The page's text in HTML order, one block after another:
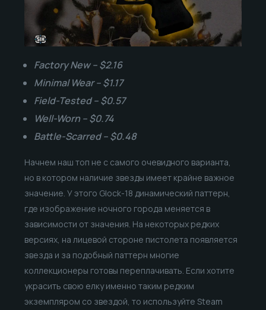
Factory New – $2.16
Minimal Wear – $1.17
Field-Tested – $0.57
Well-Worn – $0.74
Battle-Scarred – $0.48
Начнем наш топ не с самого очевидного варианта,
но в котором наличие звезды имеет крайне важное
значение. У этого Glock-18 динамический паттерн,
где изображение ночного города меняется в
зависимости от значения. На некоторых редких
версиях, на лицевой стороне пистолета появляется
звезда и за подобный паттерн многие
коллекционеры готовы переплачивать. Если хотите
украсить свою елку именно таким редким
экземпляром со звездой, то используйте Steam